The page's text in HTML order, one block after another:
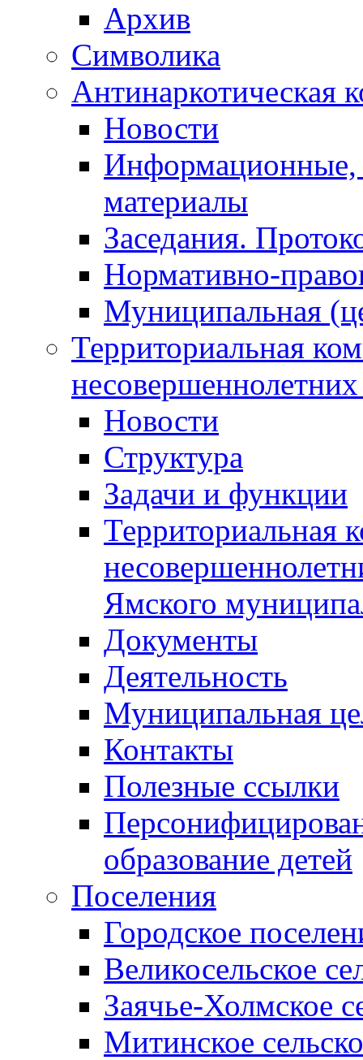
Архив
Символика
Антинаркотическая
Новости
Информационные,
материалы
Заседания.
Нормативно-
Муниципальная
Территориальная
Новости
Структура
Задачи и функции
Территориальная
Ямского
Документы
Деятельность
Муниципальная
Контакты
Полезные ссылки
образование детей
Поселения
Городское
Великосельское
Заячье-Холмское
Митинское